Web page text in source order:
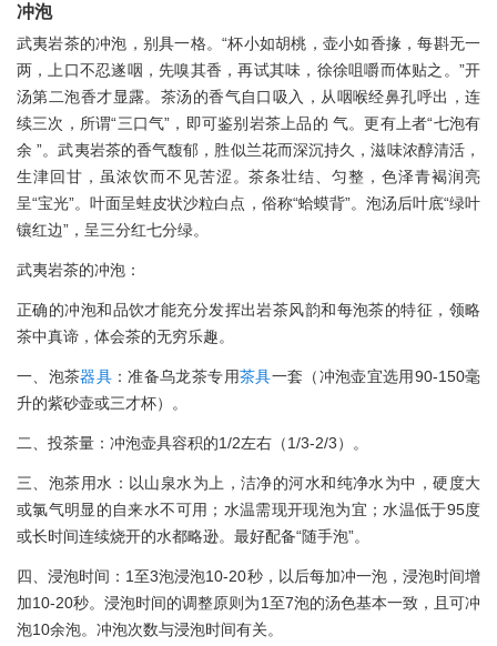
冲泡
武夷岩茶的冲泡，别具一格。“杯小如胡桃，壶小如香掾，每斟无一
两，上口不忍遂咽，先嗅其香，再试其味，徐徐咀嚼而体贴之。”开
汤第二泡香才显露。茶汤的香气自口吸入，从咽喉经鼻孔呼出，连
续三次，所谓“三口气”，即可鉴别岩茶上品的 气。更有上者“七泡有
余 ”。武夷岩茶的香气馥郁，胜似兰花而深沉持久，滋味浓醇清活，
生津回甘，虽浓饮而不见苦涩。茶条壮结、匀整，色泽青褐润亮
呈“宝光”。叶面呈蛙皮状沙粒白点，俗称“蛤蟆背”。泡汤后叶底“绿叶
镶红边”，呈三分红七分绿。
武夷岩茶的冲泡：
正确的冲泡和品饮才能充分发挥出岩茶风韵和每泡茶的特征，领略
茶中真谛，体会茶的无穷乐趣。
一、泡茶器具 ：准备乌龙茶专用茶具一套（冲泡壶宜选用90-150毫
升的紫砂壶或三才杯）。
二、投茶量：冲泡壶具容积的1/2左右（1/3-2/3）。
三、泡茶用水：以山泉水为上，洁净的河水和纯净水为中，硬度大
或氯气明显的自来水不可用；水温需现开现泡为宜；水温低于95度
或长时间连续烧开的水都略逊。最好配备“随手泡”。
四、浸泡时间：1至3泡浸泡10-20秒，以后每加冲一泡，浸泡时间增
加10-20秒。浸泡时间的调整原则为1至7泡的汤色基本一致，且可冲
泡10余泡。冲泡次数与浸泡时间有关。